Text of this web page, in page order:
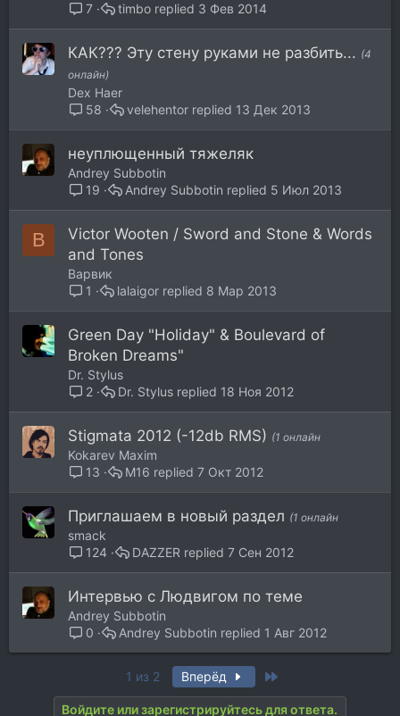
7
3 Фев 2014
timbo
КАК??? Эту стену руками не разбить... (4
онлайн)
Dex Haer
58
13 Дек 2013
velehentor
неуплющенный тяжеляк
Andrey Subbotin
19
5 Июл 2013
Andrey Subbotin
В
Victor Wooten / Sword and Stone & Words
and Tones
Варвик
1
8 Мар 2013
lalaigor
Green Day "Holiday" & Boulevard of
Broken Dreams"
Dr. Stylus
2
18 Ноя 2012
Dr. Stylus
Stigmata 2012 (-12db RMS) (1 онлайн
Kokarev Maxim
13
7 Окт 2012
M16
Приглашаем в новый раздел (1 онлайн
smack
124
7 Сен 2012
DAZZER
Интервью с Людвигом по теме
Andrey Subbotin
0
1 Авг 2012
Andrey Subbotin
1 из 2 Вперёд
Войдите или зарегистрируйтесь для ответа.